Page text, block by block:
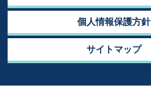
個人情報保護方針
サイトマップ